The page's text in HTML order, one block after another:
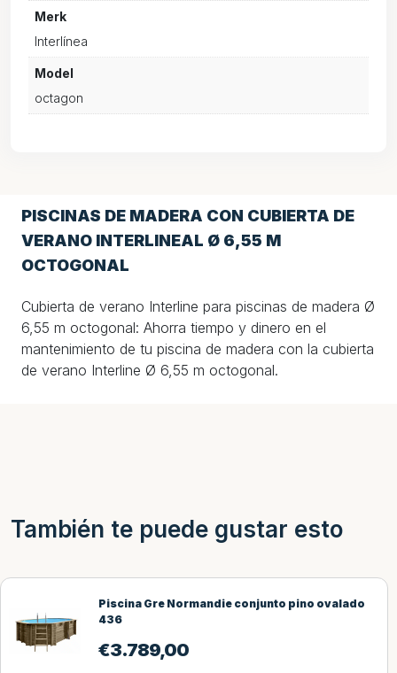
Merk
Interlínea
Model
octagon
PISCINAS DE MADERA CON CUBIERTA DE
VERANO INTERLINEAL Ø 6,55 M
OCTOGONAL
Cubierta de verano Interline para piscinas de madera Ø
6,55 m octogonal: Ahorra tiempo y dinero en el
mantenimiento de tu piscina de madera con la cubierta
de verano Interline Ø 6,55 m octogonal.
También te puede gustar esto
Piscina Gre Normandie conjunto pino ovalado
436
€3.789,00